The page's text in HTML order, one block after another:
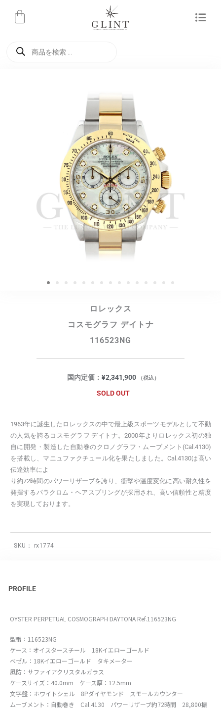
ロレックス
コスモグラフ デイトナ
116523NG
国内定価： ¥2,341,900 （税込）
SOLD OUT
1963年に誕生したロレックスの中で最上級スポーツモデルとして不動
の人気を誇るコスモグラフ デイトナ。2000年よりロレックス初の独
自に開発・製造した自動巻のクロノグラフ・ムーブメント(Cal.4130)
を搭載し、マニュファクチュール化を果たしました。Cal.4130は高い
伝達効率によ
り約72時間のパワーリザーブを誇り、衝撃や温度変化に高い耐久性を
発揮するパラクロム・ヘアスプリングが採用され、高い信頼性と精度
を実現しております。
SKU： rx1774
PROFILE
OYSTER PERPETUAL COSMOGRAPH DAYTONA Ref.116523NG
型番：116523NG
ケース：オイスタースチール 18Kイエローゴールド
ベゼル：18Kイエローゴールド タキメーター
風防：サファイアクリスタルガラス
ケースサイズ：40.0mm ケース厚：12.5mm
文字盤：ホワイトシェル 8Pダイヤモンド スモールカウンター
ムーブメント：自動巻き Cal.4130 パワーリザーブ約72時間 28,800振